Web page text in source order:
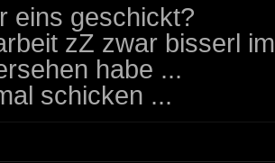
eins geschickt?
zZ zwar bisserl
habe ...
schicken ...